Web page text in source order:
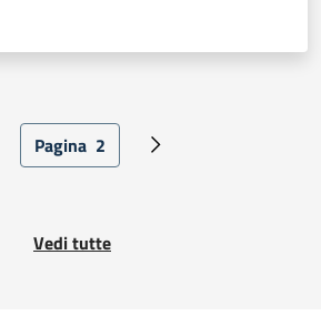
Paginazione
precedente
Pagina attuale
Pagina 2 Pagina successiva
Vedi tutte